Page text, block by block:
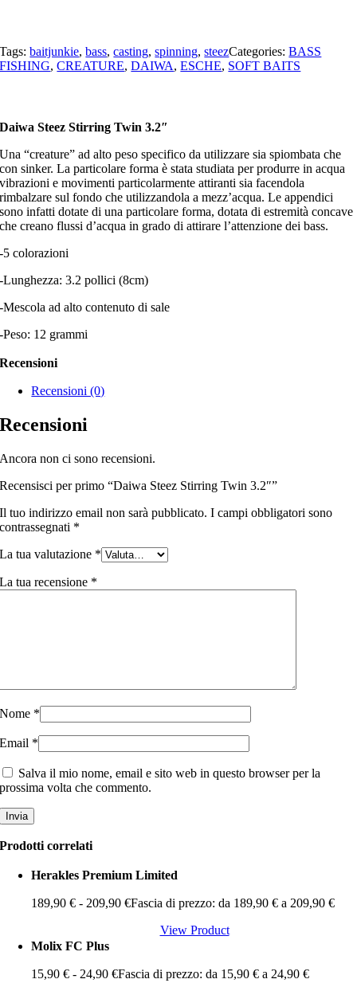
Tags:baitjunkie,bass,casting,spinning,steezCategories:BASS
FISHING,CREATURE,DAIWA,ESCHE, SOFT BAITS
Daiwa Steez Stirring Twin 3.2″
Una “creature” ad alto peso specifico da utilizzare sia spiombata che
con sinker. La particolare forma è stata studiata per produrre in acqua
vibrazioni e movimenti particolarmente attiranti sia facendola
rimbalzare sul fondo che utilizzandola a mezz’acqua. Le appendici
sono infatti dotate di una particolare forma, dotata di estremità concave
che creano flussi d’acqua in grado di attirare l’attenzione dei bass.
-5 colorazioni
-Lunghezza: 3.2 pollici (8cm)
-Mescola ad alto contenuto di sale
-Peso: 12 grammi
Recensioni
Recensioni (0)
Recensioni
Ancora non ci sono recensioni.
Recensisci per primo “Daiwa Steez Stirring Twin 3.2″”
Il tuo indirizzo email non sarà pubblicato. I campi obbligatori sono
contrassegnati *
La tua valutazione *
La tua recensione *
Nome *
Email *
Salva il mio nome, email e sito web in questo browser per la
prossima volta che commento.
Prodotti correlati
Herakles Premium Limited
189,90€ - 209,90€Fascia di prezzo: da 189,90 € a 209,90 €
View Product
Molix FC Plus
15,90€ - 24,90€Fascia di prezzo: da 15,90 € a 24,90 €